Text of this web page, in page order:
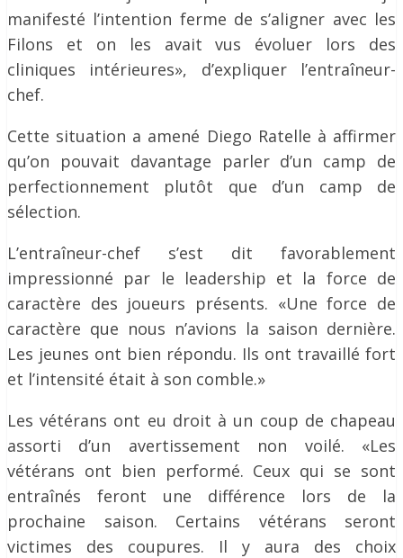
manifesté l’intention ferme de s’aligner avec les
Filons et on les avait vus évoluer lors des
cliniques intérieures», d’expliquer l’entraîneur-
chef.
Cette situation a amené Diego Ratelle à affirmer
qu’on pouvait davantage parler d’un camp de
perfectionnement plutôt que d’un camp de
sélection.
L’entraîneur-chef s’est dit favorablement
impressionné par le leadership et la force de
caractère des joueurs présents. «Une force de
caractère que nous n’avions la saison dernière.
Les jeunes ont bien répondu. Ils ont travaillé fort
et l’intensité était à son comble.»
Les vétérans ont eu droit à un coup de chapeau
assorti d’un avertissement non voilé. «Les
vétérans ont bien performé. Ceux qui se sont
entraînés feront une différence lors de la
prochaine saison. Certains vétérans seront
victimes des coupures. Il y aura des choix